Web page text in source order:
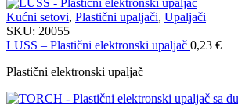
Kućni setovi, Plastični upaljači, Upaljači
SKU: 20055
LUSS – Plastični elektronski upaljač 0,23 €
Plastični elektronski upaljač